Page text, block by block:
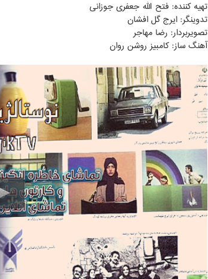
تهیه کننده: فتح الله جعفری جوزانی
تدوینگر: ایرج گل افشان
تصویربردار: رضا مهاجر
آهنگ ساز: کامبیز روشن روان